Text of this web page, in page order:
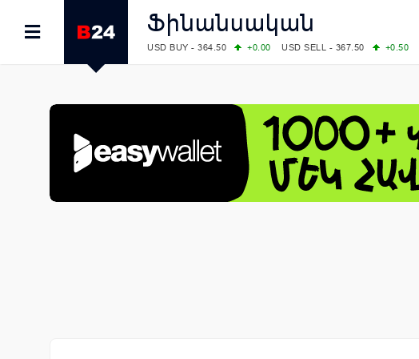
Ֆինանսական
USD BUY - 364.50 +0.00 USD SELL - 367.50
+0.50
COMEX: PLATINUM - 1769.70
LME: ALUMINIUM - 3184.00
-0.27 COPPER - 13791.00
LME: NICKEL - 17249.00
+0.09 TIN - 55268.00
+2.50
LME: LEAD - 1877.50
-1.00 ZINC - 3643.00
+1.43
FOREX: USD/JPY - 157.49
-0.06 EUR/GBP - 1.1535
FOREX: EUR/USD - 1.1535
+0.25 GBP/USD - 1.3454